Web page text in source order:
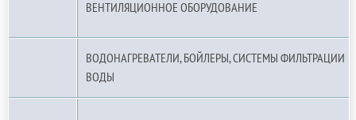
ВЕНТИЛЯЦИОННОЕ ОБОРУДОВАНИЕ
ВОДОНАГРЕВАТЕЛИ, БОЙЛЕРЫ, СИСТЕМЫ ФИЛЬТРАЦИИ
ВОДЫ